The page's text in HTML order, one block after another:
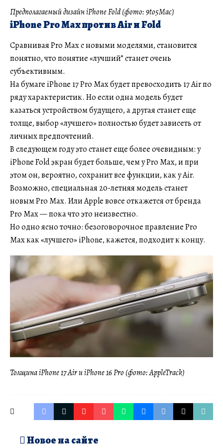
Предполагаемый дизайн iPhone Fold (фото: 9to5Mac)
iPhone Pro Max против Air и Fold
Сравнивая Pro Max с новыми моделями, становится
понятно, что понятие «лучший” станет очень
субъективным.
На бумаге iPhone 17 Pro Max будет превосходить 17 Air по
ряду характеристик. Но если одна модель будет
казаться устройством будущего, а другая станет еще
толще, выбор «лучшего» полностью будет зависеть от
личных предпочтений.
В следующем году это станет еще более очевидным: у
iPhone Fold экран будет больше, чем у Pro Max, и при
этом он, вероятно, сохранит все функции, как у Air.
Возможно, специальная 20-летняя модель станет
новым Pro Max. Или Apple вовсе откажется от бренда
Pro Max — пока что это неизвестно.
Но одно ясно точно: безоговорочное правление Pro
Max как «лучшего» iPhone, кажется, подходит к концу.
Толщина iPhone 17 Air и iPhone 16 Pro (фото: AppleTrack)
Новое на сайте